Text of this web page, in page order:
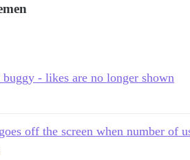
- likes are no longer shown
off the screen when number of